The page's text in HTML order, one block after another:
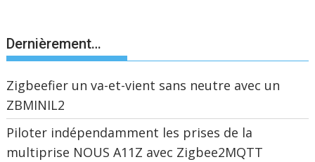
Dernièrement…
Zigbeefier un va-et-vient sans neutre avec un
ZBMINIL2
Piloter indépendamment les prises de la
multiprise NOUS A11Z avec Zigbee2MQTT